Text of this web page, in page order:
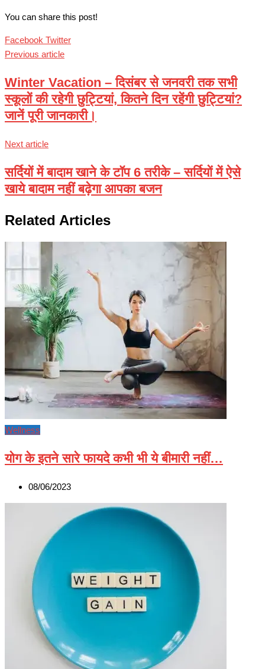
You can share this post!
Facebook TwitterGoogle+
LinkedIn
Whatsapp
Pinterest
Share
Print
Previous article
Winter Vacation – दिसंबर से जनवरी तक सभी
स्कूलों की रहेगी छुट्टियां, कितने दिन रहेंगी छुट्टियां?
जानें पूरी जानकारी।
Next article
सर्दियों में बादाम खाने के टॉप 6 तरीके – सर्दियों में ऐसे
खाये बादाम नहीं बढ़ेगा आपका बजन
Related Articles
Wellness
योग के इतने सारे फायदे कभी भी ये बीमारी नहीं…
08/06/2023